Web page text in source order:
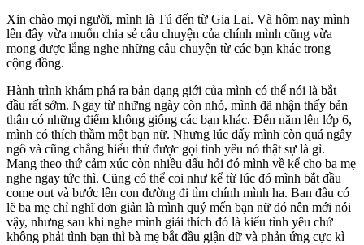
Xin chào mọi người, mình là Tú đến từ Gia Lai. Và hôm nay mình
lên đây vừa muốn chia sẻ câu chuyện của chính mình cũng vừa
mong được lắng nghe những câu chuyện từ các bạn khác trong
cộng đồng.
Hành trình khám phá ra bản dạng giới của mình có thể nói là bắt
đầu rất sớm. Ngay từ những ngày còn nhỏ, mình đã nhận thấy bản
thân có những điểm không giống các bạn khác. Đến năm lên lớp 6,
mình có thích thầm một bạn nữ. Nhưng lúc đấy mình còn quá ngây
ngô và cũng chẳng hiểu thứ được gọi tình yêu nó thật sự là gì.
Mang theo thứ cảm xúc còn nhiều dấu hỏi đó mình về kể cho ba mẹ
nghe ngay tức thì. Cũng có thể coi như kể từ lúc đó mình bắt đầu
come out và bước lên con đường đi tìm chính mình ha. Ban đầu có
lẽ ba mẹ chỉ nghĩ đơn giản là mình quý mến bạn nữ đó nên mới nói
vậy, nhưng sau khi nghe mình giải thích đó là kiểu tình yêu chứ
không phải tình bạn thì bà mẹ bắt đầu giận dữ và phản ứng cực kì